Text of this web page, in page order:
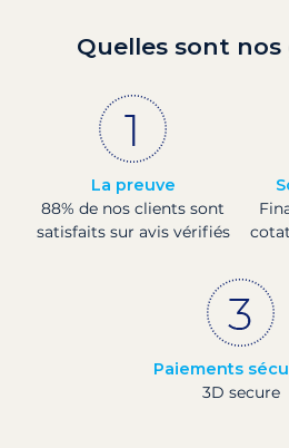
Quelles sont nos
La preuve
88% de nos clients sont
satisfaits sur avis vérifiés
Paiements
3D secure